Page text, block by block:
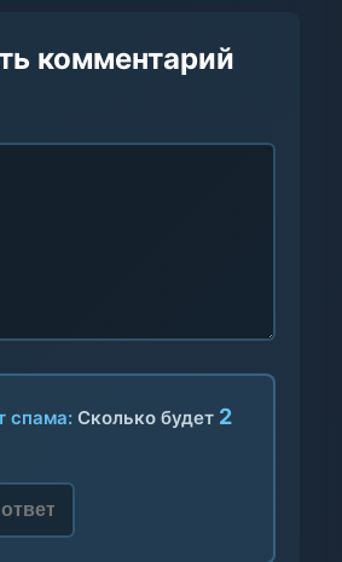
комментарий
спама: Сколько будет 2